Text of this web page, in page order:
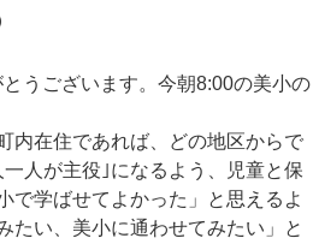
うございます。今朝8:00の美小の
在住であれば、どの地区からで
人が主役｣になるよう、児童と保
で学ばせてよかった」と思えるよ
たい、美小に通わせてみたい」と